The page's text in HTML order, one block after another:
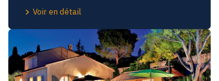
Voir en détail